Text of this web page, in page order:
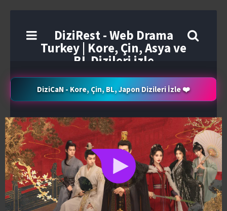
DiziRest - Web Drama
Turkey | Kore, Çin, Asya ve
BL Dizileri izle
DiziCaN - Kore, Çin, BL, Japon Dizileri İzle ❤️